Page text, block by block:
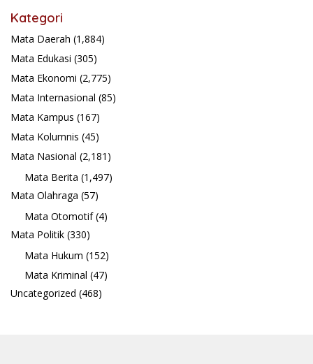
Kategori
Mata Daerah (1,884)
Mata Edukasi (305)
Mata Ekonomi (2,775)
Mata Internasional (85)
Mata Kampus (167)
Mata Kolumnis (45)
Mata Nasional (2,181)
Mata Berita (1,497)
Mata Olahraga (57)
Mata Otomotif(4)
Mata Politik (330)
Mata Hukum (152)
Mata Kriminal (47)
Uncategorized (468)